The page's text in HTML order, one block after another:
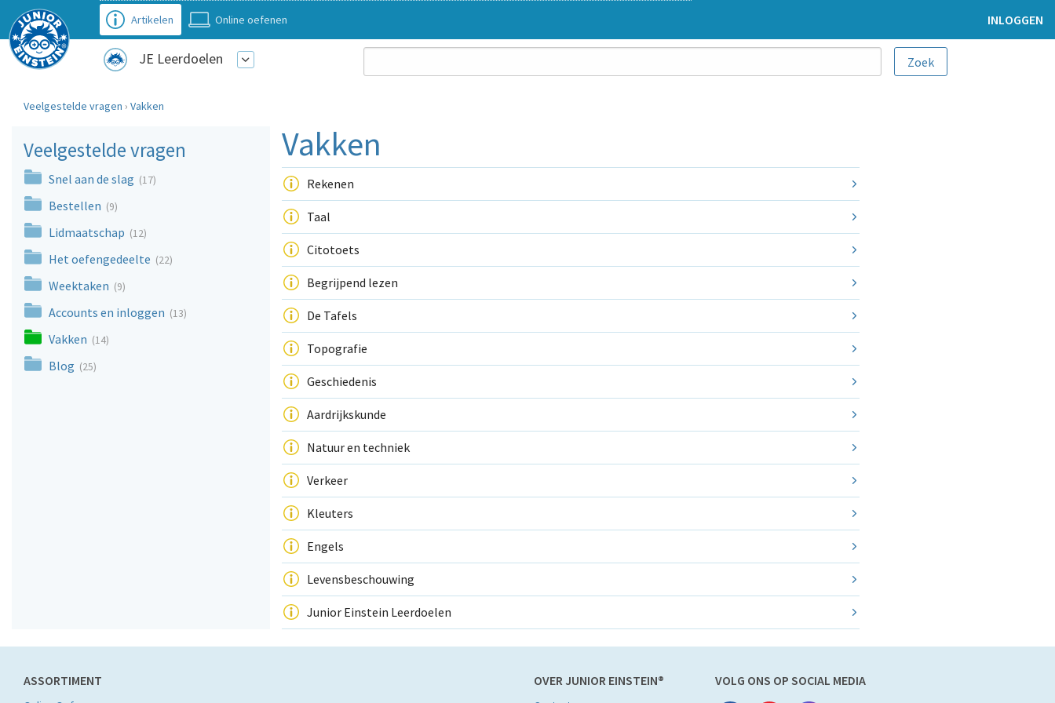
INLOGGEN
Artikelen Online oefenen
JE Leerdoelen
Veelgestelde vragen › Vakken
Veelgestelde vragen
Snel aan de slag (17)
Bestellen (9)
Lidmaatschap (12)
Het oefengedeelte (22)
Weektaken (9)
Accounts en inloggen (13)
Vakken (14)
Blog (25)
Vakken
Rekenen
Taal
Citotoets
Begrijpend lezen
De Tafels
Topografie
Geschiedenis
Aardrijkskunde
Natuur en techniek
Verkeer
Kleuters
Engels
Levensbeschouwing
Junior Einstein Leerdoelen
ASSORTIMENT OVER JUNIOR EINSTEIN® VOLG ONS OP SOCIAL MEDIA